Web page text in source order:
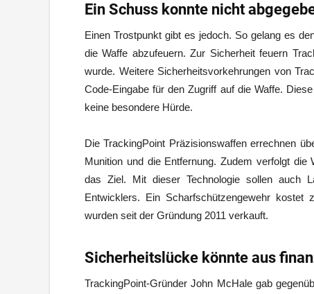
Ein Schuss konnte nicht
Einen Trostpunkt gibt es jedoch. So gelang es
die Waffe abzufeuern. Zur Sicherheit feuern
wurde. Weitere Sicherheitsvorkehrungen von
Code-Eingabe für den Zugriff auf die Waffe.
keine besondere Hürde.
Die TrackingPoint Präzisionswaffen errechnen
Munition und die Entfernung. Zudem verfolgt
das Ziel. Mit dieser Technologie sollen auch
Entwicklers. Ein Scharfschützengewehr kostet
wurden seit der Gründung 2011 verkauft.
Sicherheitslücke könnte aus
TrackingPoint-Gründer John McHale gab